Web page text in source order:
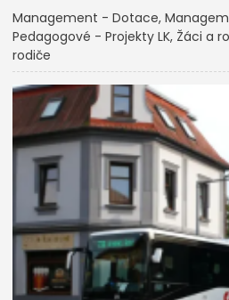
Management - Dotace
Pedagogové - Projekty LK Žáci a
rodiče